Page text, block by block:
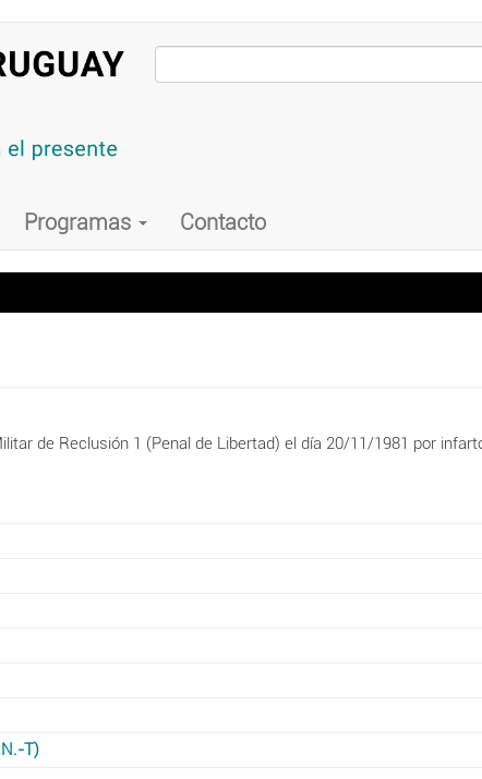
Programas Contacto
de Reclusión 1 (Penal de Libertad) el día 20/11/1981 por
T)